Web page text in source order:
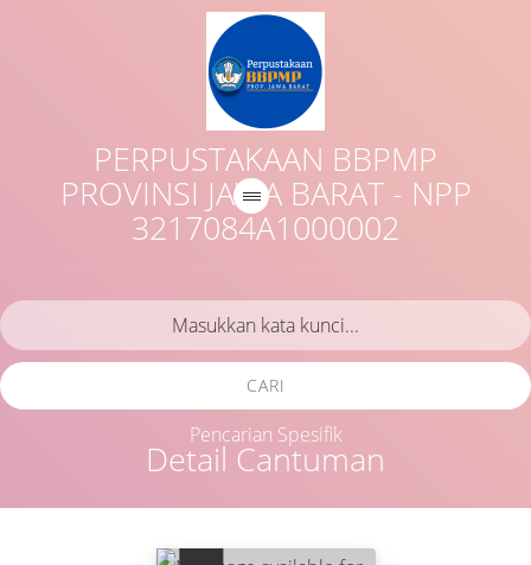
PERPUSTAKAAN BBPMP
PROVINSI JAWA BARAT - NPP
3217084A1000002
Detail Cantuman
CARI
Pencarian Spesifik